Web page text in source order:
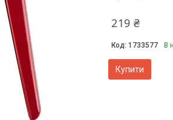
219 ₴
1733577 В
Купити